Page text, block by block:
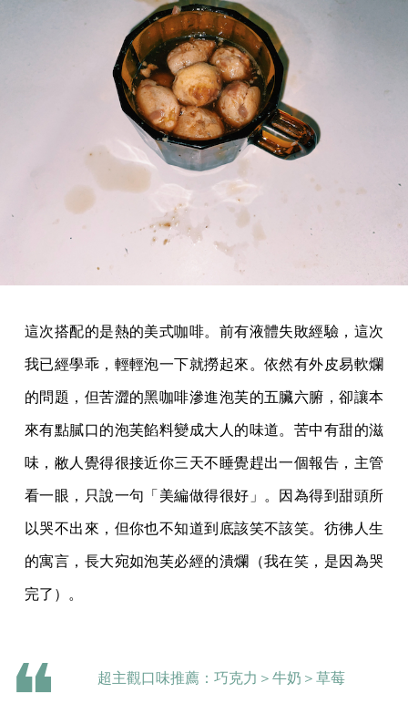
這次搭配的是熱的美式咖啡。前有液體失敗經驗，這次
我已經學乖，輕輕泡一下就撈起來。依然有外皮易軟爛
的問題，但苦澀的黑咖啡滲進泡芙的五臟六腑，卻讓本
來有點膩口的泡芙餡料變成大人的味道。苦中有甜的滋
味，敝人覺得很接近你三天不睡覺趕出一個報告，主管
看一眼，只說一句「美編做得很好」。因為得到甜頭所
以哭不出來，但你也不知道到底該笑不該笑。彷彿人生
的寓言，長大宛如泡芙必經的潰爛（我在笑，是因為哭
完了）。
超主觀口味推薦：巧克力＞牛奶＞草莓